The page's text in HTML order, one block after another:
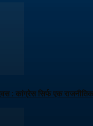
: कांग्रेस सिर्फ एक